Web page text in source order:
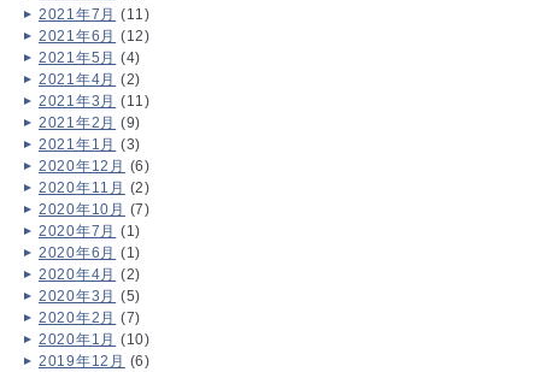
2021年7月 (11)
2021年6月 (12)
2021年5月 (4)
2021年4月 (2)
2021年3月 (11)
2021年2月 (9)
2021年1月 (3)
2020年12月 (6)
2020年11月 (2)
2020年10月 (7)
2020年7月 (1)
2020年6月 (1)
2020年4月 (2)
2020年3月 (5)
2020年2月 (7)
2020年1月 (10)
2019年12月 (6)